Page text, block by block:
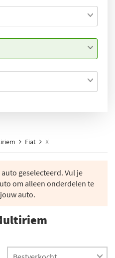
Fiat X
geselecteerd. Vul je
om alleen onderdelen te
auto.